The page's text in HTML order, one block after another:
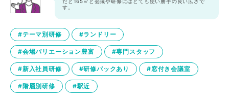
す。
#テーマ別研修 #ランドリー
#会場バリエーション豊富 #専門スタッフ
#新入社員研修 #研修パックあり #窓付き会議室
#階層別研修 #駅近